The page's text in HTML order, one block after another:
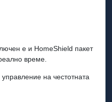
е и HomeShield пакет
време.
на честотната